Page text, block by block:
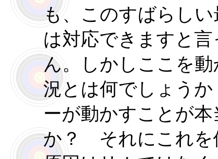
も、このすばらし
は対応できますと
ん。しかしここを
況とは何でしょう
ーが動かすことが
か？ それにこれを